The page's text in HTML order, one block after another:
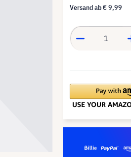
Versand ab€ 9,99